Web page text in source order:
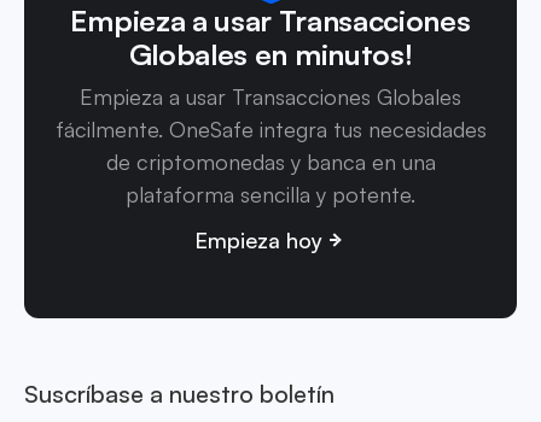
Empieza a usar Transacciones
Globales en minutos!
Empieza a usar Transacciones Globales
fácilmente. OneSafe integra tus necesidades
de criptomonedas y banca en una
plataforma sencilla y potente.
Empieza hoy
Suscríbase a nuestro boletín